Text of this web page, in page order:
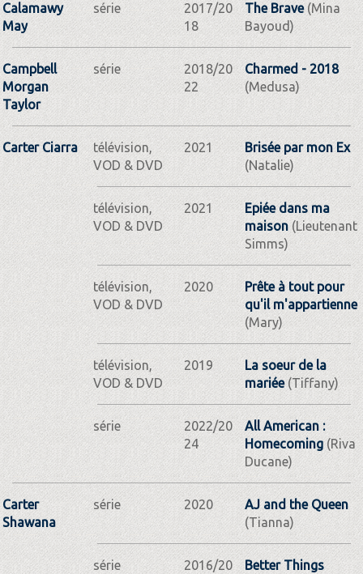
Calamawy
May
série
2017/20
18
The Brave(Mina
Bayoud)
Campbell
Morgan
Taylor
série
2018/20
22
Charmed - 2018
(Medusa)
Carter Ciarra
télévision,
VOD & DVD
2021
Brisée par mon Ex
(Natalie)
télévision,
VOD & DVD
2021
Epiée dans ma
maison(Lieutenant
Simms)
télévision,
VOD & DVD
2020
Prête à tout pour
qu'il m'appartienne
(Mary)
télévision,
VOD & DVD
2019
La soeur de la
mariée(Tiffany)
série
2022/20
24
All American :
Homecoming(Riva
Ducane)
Carter
Shawana
série 2020
AJ and the Queen
(Tianna)
série
2016/20
Better Things